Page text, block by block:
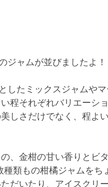
ジャムが並びましたよ！
したミックスジャムやマ
程それぞれバリエーシ
しさだけでなく、程よ
、金柑の甘い香りとビ
類もの柑橘ジャムをち
だいたり、アイスクリ